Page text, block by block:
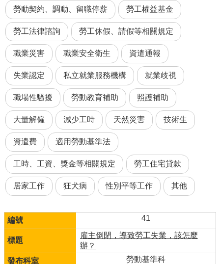
勞動契約、調動、留職停薪 勞工權益基金
勞工法律諮詢 勞工休假、請假等相關規定
職業災害 職業安全衛生 資遣通報
失業認定 私立就業服務機構 就業歧視
職場性騷擾 勞動教育補助 照護補助
大量解僱 減少工時 天然災害 技術生
資遣費 適用勞動基準法
工時、工資、獎金等相關規定 勞工住宅貸款
居家工作 狂犬病 性別平等工作 其他
41
雇主倒閉，導致勞工失業，該怎麼
辦？
勞動基準科